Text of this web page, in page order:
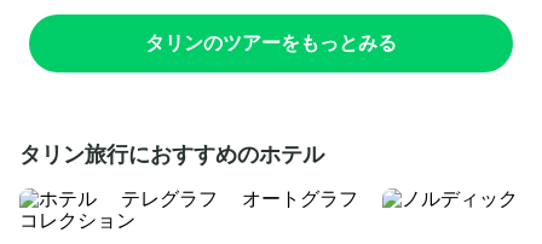
タリンのツアーをもっとみる
タリン旅行におすすめのホテル